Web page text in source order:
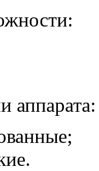
аппарата: